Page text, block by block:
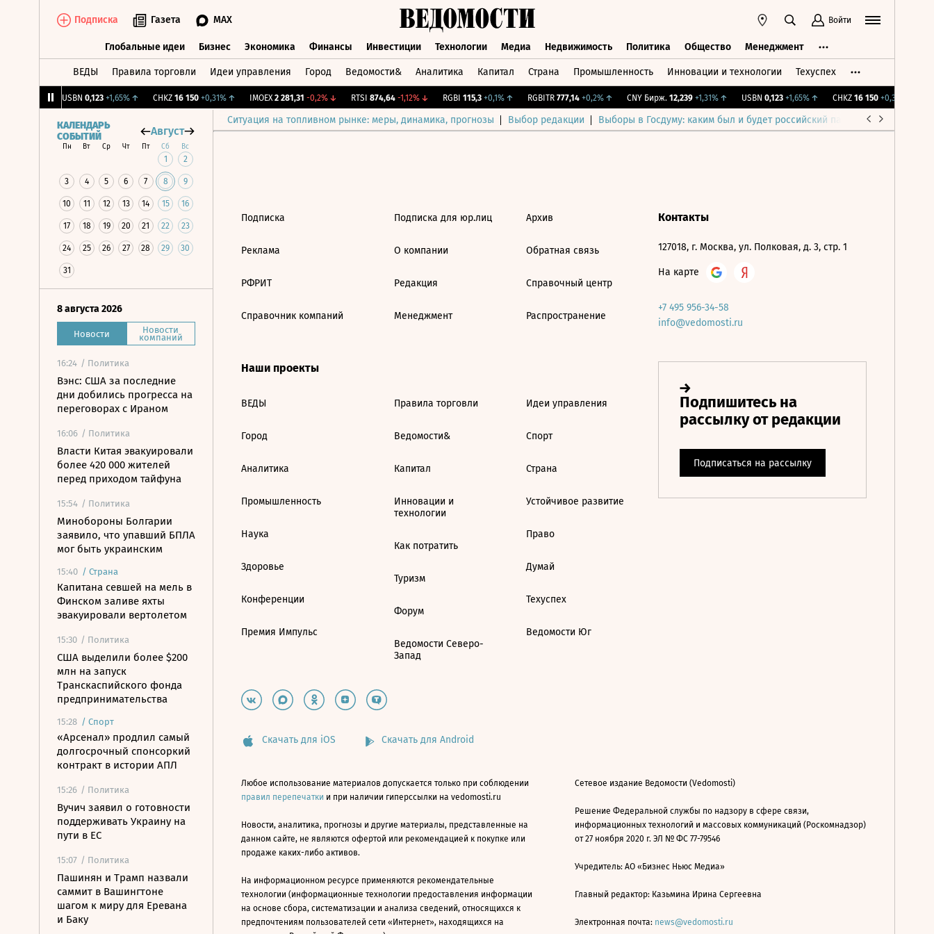
Подписка Газета MAX Войти
Глобальные идеи Бизнес Экономика Финансы Инвестиции Технологии Медиа Недвижимость Политика Общество Менеджмент
ВЕДЫ Правила торговли Идеи управления Город Ведомости& Аналитика Капитал Страна Промышленность Инновации и технологии Техуспех
USBN 0,123 +1,65%↑ CHKZ 16 150 +0,31%↑ IMOEX 2 281,31 -0,2%↓ RTSI 874,64 -1,12%↓ RGBI 115,3 +0,1%↑ RGBITR 777,14 +0,2%↑ CNY Бирж. 12,239 +1,31%↑ USBN 0,123 +1,65%↑ CHKZ 16 150 +0,31%
Ситуация на топливном рынке: меры, динамика, прогнозы Выбор редакции Выборы в Госдуму: каким был и будет российский парламент
КАЛЕНДАРЬ
СОБЫТИЙ
Август
Пн Вт Ср Чт Пт Сб Вс
1 2
3 4 5 6 7 8 9
10 11 12 13 14 15 16
17 18 19 20 21 22 23
24 25 26 27 28 29 30
31
8 августа 2026
Новости Новости
компаний
16:24 / Политика
Вэнс: США за последние
дни добились прогресса на
переговорах с Ираном
16:06 / Политика
Власти Китая эвакуировали
более 420 000 жителей
перед приходом тайфуна
15:54 / Политика
Минобороны Болгарии
заявило, что упавший БПЛА
мог быть украинским
15:40 / Страна
Капитана севшей на мель в
Финском заливе яхты
эвакуировали вертолетом
15:30 / Политика
США выделили более $200
млн на запуск
Транскаспийского фонда
предпринимательства
15:28 / Спорт
«Арсенал» продлил самый
долгосрочный спонсоркий
контракт в истории АПЛ
15:26 / Политика
Вучич заявил о готовности
поддерживать Украину на
пути в ЕС
15:07 / Политика
Пашинян и Трамп назвали
саммит в Вашингтоне
шагом к миру для Еревана
и Баку
Подписка
Реклама
РФРИТ
Справочник компаний
Подписка для юр.лиц
О компании
Редакция
Менеджмент
Архив
Обратная связь
Справочный центр
Распространение
Наши проекты
ВЕДЫ
Город
Аналитика
Промышленность
Наука
Здоровье
Конференции
Премия Импульс
Правила торговли
Ведомости&
Капитал
Инновации и
технологии
Как потратить
Туризм
Форум
Ведомости Северо-
Запад
Идеи управления
Спорт
Страна
Устойчивое развитие
Право
Думай
Техуспех
Ведомости Юг
Контакты
127018, г. Москва, ул. Полковая, д. 3, стр. 1
На карте
+7 495 956-34-58
info@vedomosti.ru
Скачать для iOS Скачать для Android
Любое использование материалов допускается только при соблюдении
правил перепечатки и при наличии гиперссылки на vedomosti.ru
Новости, аналитика, прогнозы и другие материалы, представленные на
данном сайте, не являются офертой или рекомендацией к покупке или
продаже каких-либо активов.
На информационном ресурсе применяются рекомендательные
технологии (информационные технологии предоставления информации
на основе сбора, систематизации и анализа сведений, относящихся к
предпочтениям пользователей сети «Интернет», находящихся на
Сетевое издание Ведомости (Vedomosti)
Решение Федеральной службы по надзору в сфере связи,
информационных технологий и массовых коммуникаций (Роскомнадзор)
от 27 ноября 2020 г. ЭЛ № ФС 77-79546
Учредитель: АО «Бизнес Ньюс Медиа»
Главный редактор: Казьмина Ирина Сергеевна
Электронная почта: news@vedomosti.ru